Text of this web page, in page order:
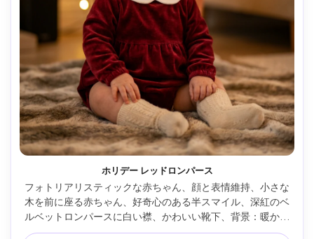
ホリデー レッドロンパース
フォトリアリスティックな赤ちゃん、顔と表情維持、小さな
木を前に座る赤ちゃん、好奇心のある半スマイル、深紅のベ
ルベットロンパースに白い襟、かわいい靴下、背景：暖かい
電飾ボケとぼやけた飾り、居心地よいタングステン光、Sony